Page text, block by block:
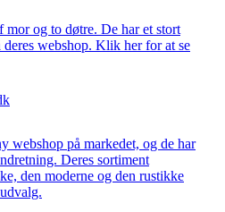
og to døtre. De har et stort
webshop. Klik her for at se
webshop på markedet, og de har
Deres sortiment
den moderne og den rustikke